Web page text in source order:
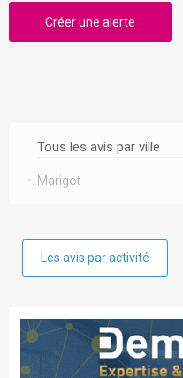
Tous les avis par ville
Marigot
Les avis par activité
Créer une alerte